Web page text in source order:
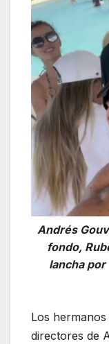
Andrés
fondo,
lancha por
Los
directores de